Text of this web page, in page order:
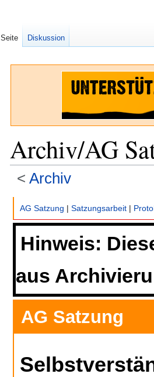
Archiv/AG
< Archiv
springen
springen
AG Satzung | Satzungsarbeit |
Hinweis:
aus
AG Satzung
Seite Diskussion